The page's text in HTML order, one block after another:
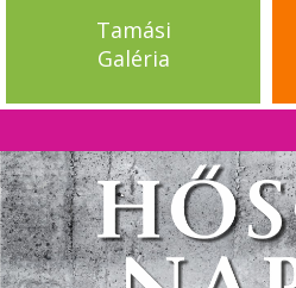
Tamási
Galéria